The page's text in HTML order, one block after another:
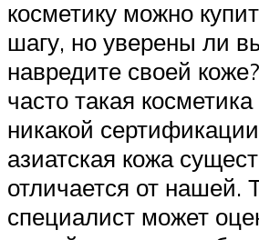
косметику можно
шагу, но уверены ли
навредите своей
часто такая
никакой
азиатская кожа
отличается от нашей.
специалист может